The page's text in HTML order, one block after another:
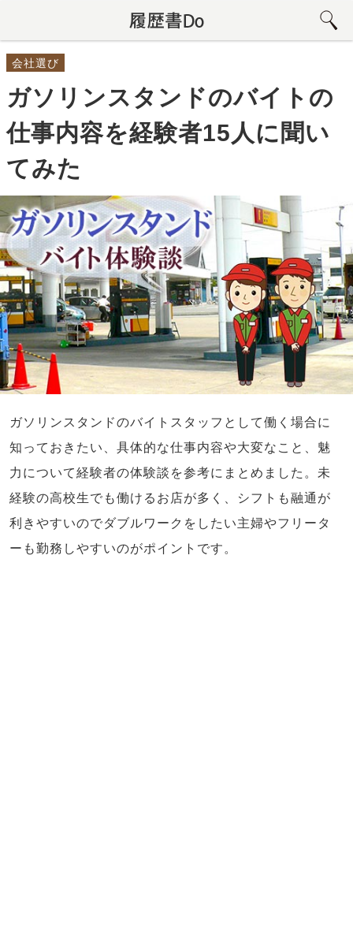
会社選び
ガソリンスタンドのバイトの
仕事内容を経験者15人に聞い
てみた
ガソリンスタンドのバイトスタッフとして働く場合に
知っておきたい、具体的な仕事内容や大変なこと、魅
力について経験者の体験談を参考にまとめました。未
経験の高校生でも働けるお店が多く、シフトも融通が
利きやすいのでダブルワークをしたい主婦やフリータ
ーも勤務しやすいのがポイントです。